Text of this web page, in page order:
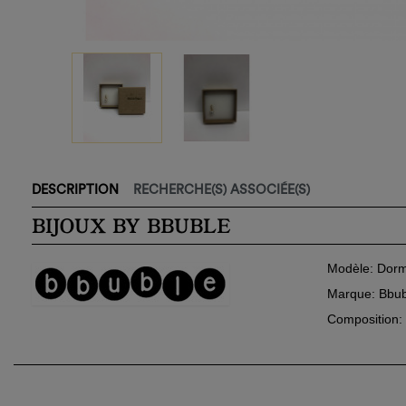
DESCRIPTION RECHERCHE(S) ASSOCIÉE(S)
BIJOUX BY BBUBLE
Modèle:
Marque: